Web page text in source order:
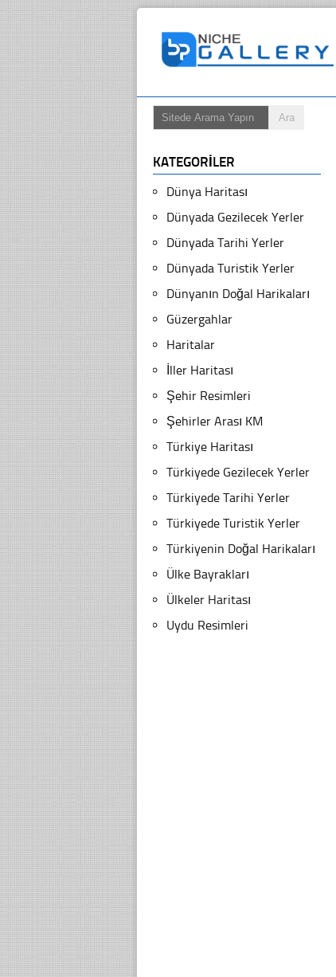
KATEGORILER
Dünya Haritası
Dünyada Gezilecek Yerler
Dünyada Tarihi Yerler
Dünyada Turistik Yerler
Dünyanın Doğal Harikaları
Güzergahlar
Haritalar
İller Haritası
Şehir Resimleri
Şehirler Arası KM
Türkiye Haritası
Türkiyede Gezilecek Yerler
Türkiyede Tarihi Yerler
Türkiyede Turistik Yerler
Türkiyenin Doğal Harikaları
Ülke Bayrakları
Ülkeler Haritası
Uydu Resimleri